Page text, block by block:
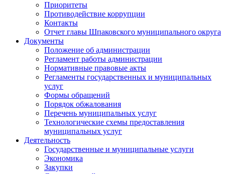
Приоритеты
Противодействие коррупции
Контакты
Отчет главы Шпаковского муниципального округа
Документы
Положение об администрации
Регламент работы администрации
Нормативные правовые акты
Регламенты государственных и муниципальных
услуг
Формы обращений
Порядок обжалования
Перечень муниципальных услуг
Технологические схемы предоставления
муниципальных услуг
Деятельность
Государственные и муниципальные услуги
Экономика
Закупки